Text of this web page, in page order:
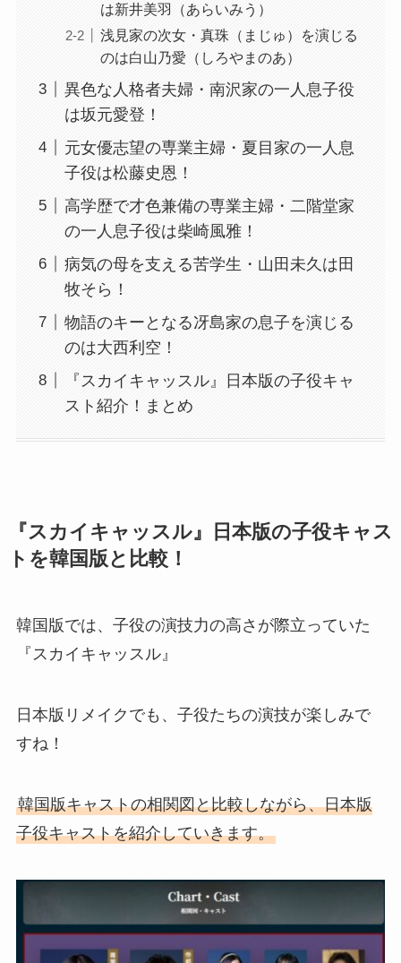
は新井美羽（あらいみう）
浅見家の次女・真珠（まじゅ）を演じる
のは白山乃愛（しろやまのあ）
異色な人格者夫婦・南沢家の一人息子役
は坂元愛登！
元女優志望の専業主婦・夏目家の一人息
子役は松藤史恩！
高学歴で才色兼備の専業主婦・二階堂家
の一人息子役は柴崎風雅！
病気の母を支える苦学生・山田未久は田
牧そら！
物語のキーとなる冴島家の息子を演じる
のは大西利空！
『スカイキャッスル』日本版の子役キャ
スト紹介！まとめ
『スカイキャッスル』日本版の子役キャス
トを韓国版と比較！
韓国版では、子役の演技力の高さが際立っていた
『スカイキャッスル』
日本版リメイクでも、子役たちの演技が楽しみで
すね！
韓国版キャストの相関図と比較しながら、日本版
子役キャストを紹介していきます。